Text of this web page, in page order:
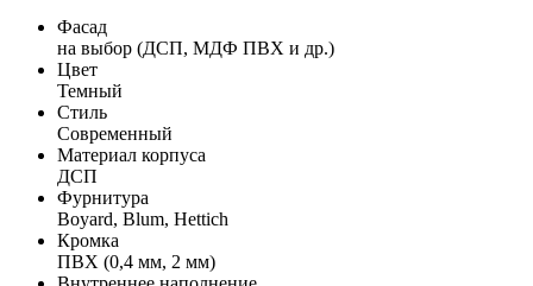
Фасад
на выбор (ДСП, МДФ ПВХ и др.)
Цвет
Темный
Стиль
Современный
Материал корпуса
ДСП
Фурнитура
Boyard, Blum, Hettich
Кромка
ПВХ (0,4 мм, 2 мм)